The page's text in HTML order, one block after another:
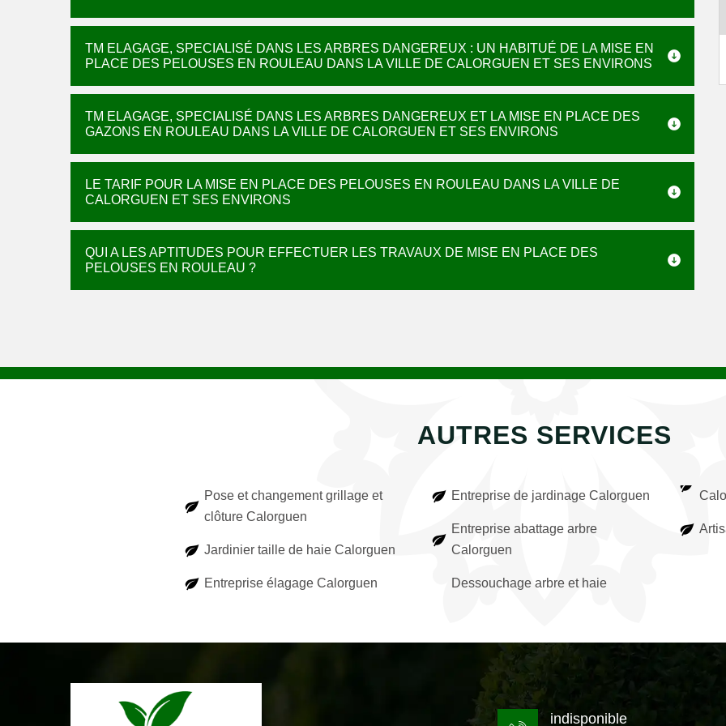
TM ELAGAGE, SPECIALISÉ DANS LES ARBRES DANGEREUX : UN HABITUÉ DE LA MISE EN
PLACE DES PELOUSES EN ROULEAU DANS LA VILLE DE CALORGUEN ET SES ENVIRONS
TM ELAGAGE, SPECIALISÉ DANS LES ARBRES DANGEREUX ET LA MISE EN PLACE DES
GAZONS EN ROULEAU DANS LA VILLE DE CALORGUEN ET SES ENVIRONS
LE TARIF POUR LA MISE EN PLACE DES PELOUSES EN ROULEAU DANS LA VILLE DE
CALORGUEN ET SES ENVIRONS
QUI A LES APTITUDES POUR EFFECTUER LES TRAVAUX DE MISE EN PLACE DES
PELOUSES EN ROULEAU ?
AUTRES SERVICES
Pose et changement grillage et
clôture Calorguen
Jardinier taille de haie Calorguen
Entreprise élagage Calorguen
Entreprise de jardinage Calorguen
Entreprise abattage arbre
Calorguen
Dessouchage arbre et haie
indisponible